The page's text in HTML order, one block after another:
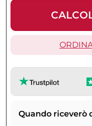
Quando riceverò